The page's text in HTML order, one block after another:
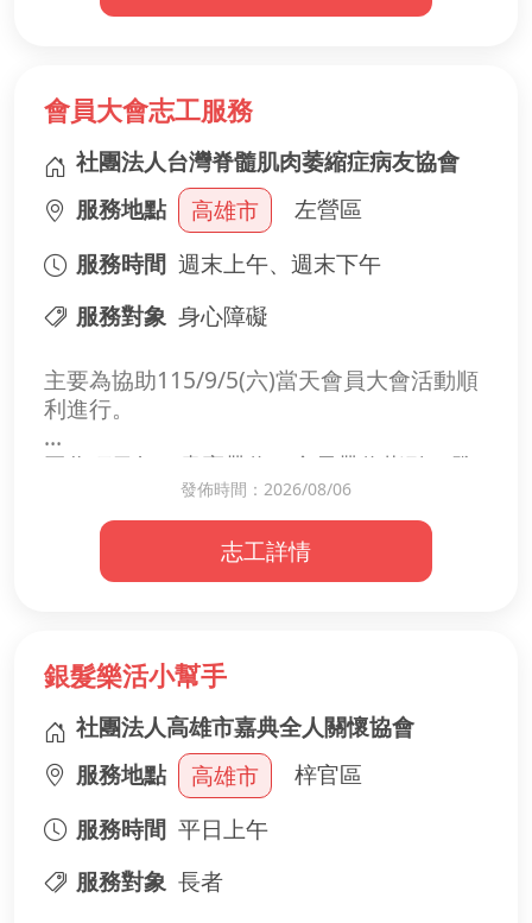
會員大會志工服務
社團法人台灣脊髓肌肉萎縮症病友協會
服務地點
高雄市
左營區
服務時間 週末上午、週末下午
服務對象 身心障礙
主要為協助115/9/5(六)當天會員大會活動順
利進行。
工作項目如，貴賓帶位、會員帶位指引、發
資料、拍攝、舞台協助、電腦多媒體控制...
等，屆時將分派工作內容與說明。
※有意願者請於連絡方式並留下您的LINE ID
更便於聯繫。(請記得打開同意加入好友，以
❚ 志工證明：如有需要，會提供獎狀式的志
工證明，如有其他格式需求再另行討論。
❚ 當天注意事項：
1、提供午餐及飲料。
2、因較多時間需要走動、站立，穿著以舒適
俐落為主即可。
3、可備隨行水瓶以便補充水分。
發佈時間：2026/08/06
志工詳情
銀髮樂活小幫手
社團法人高雄市嘉典全人關懷協會
服務地點
高雄市
梓官區
服務時間 平日上午
服務對象 長者